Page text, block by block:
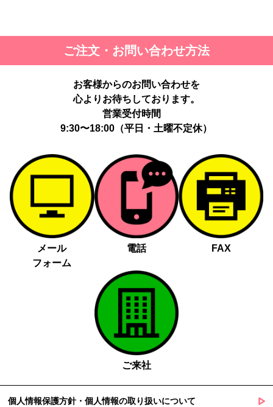
ご注文・お問い合わせ方法
お客様からのお問い合わせを
心よりお待ちしております。
営業受付時間
9:30〜18:00（平日・土曜不定休）
メール
フォーム
電話 FAX
ご来社
個人情報保護方針・個人情報の取り扱いについて